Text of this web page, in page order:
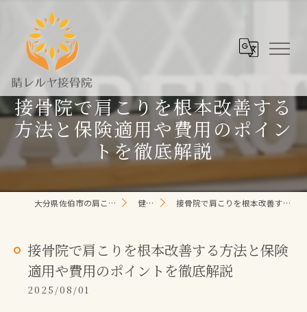
接骨院で肩こりを根本改善する
方法と保険適用や費用のポイン
トを徹底解説
大分県佐伯市の肩こり/頭痛/腰痛 なら晴レルヤ整体院 健康コラム 接骨院で肩こりを根本改善する方法と保険適用や費用のポイントを徹底解説
接骨院で肩こりを根本改善する方法と保険
適用や費用のポイントを徹底解説
2025/08/01